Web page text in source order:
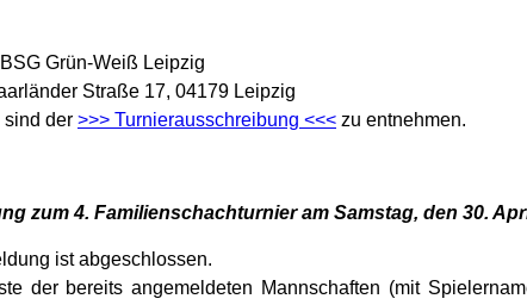
Grün-Weiß Leipzig
Straße 17, 04179 Leipzig
der >>> Turnierausschreibung <<< zu entnehmen.
zum 4. Familienschachturnier am Samstag, den 30.
ist abgeschlossen.
der bereits angemeldeten Mannschaften (mit